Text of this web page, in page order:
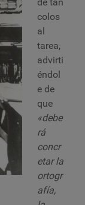
colos
al
tarea,
advirti
éndol
e de
que
«debe
rá
concr
etar la
ortogr
afía,